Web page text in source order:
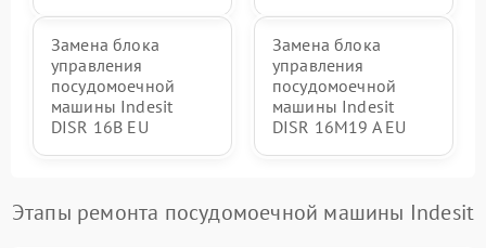
Замена блока
управления
посудомоечной
машины Indesit
DISR 16B EU
Замена блока
управления
посудомоечной
машины Indesit
DISR 16M19 A EU
Этапы ремонта посудомоечной машины Indesit